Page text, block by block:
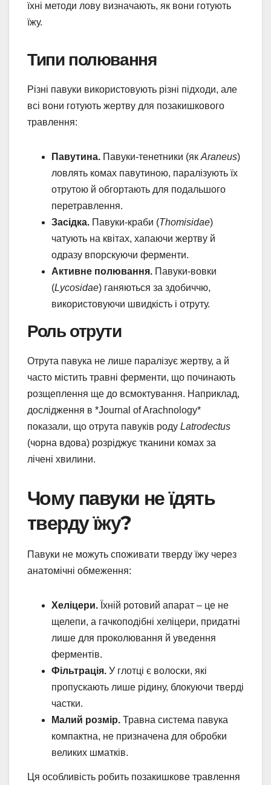
їхні методи лову визначають, як вони готують
їжу.
Типи полювання
Різні павуки використовують різні підходи, але
всі вони готують жертву для позакишкового
травлення:
Павутина. Павуки-тенетники (як Araneus)
ловлять комах павутиною, паралізують їх
отрутою й обгортають для подальшого
перетравлення.
Засідка. Павуки-краби (Thomisidae)
чатують на квітах, хапаючи жертву й
одразу впорскуючи ферменти.
Активне полювання. Павуки-вовки
(Lycosidae) ганяються за здобиччю,
використовуючи швидкість і отруту.
Роль отрути
Отрута павука не лише паралізує жертву, а й
часто містить травні ферменти, що починають
розщеплення ще до всмоктування. Наприклад,
дослідження в *Journal of Arachnology*
показали, що отрута павуків роду Latrodectus
(чорна вдова) розріджує тканини комах за
лічені хвилини.
Чому павуки не їдять
тверду їжу?
Павуки не можуть споживати тверду їжу через
анатомічні обмеження:
Хеліцери. Їхній ротовий апарат – це не
щелепи, а гачкоподібні хеліцери, придатні
лише для проколювання й уведення
ферментів.
Фільтрація. У глотці є волоски, які
пропускають лише рідину, блокуючи тверді
частки.
Малий розмір. Травна система павука
компактна, не призначена для обробки
великих шматків.
Ця особливість робить позакишкове травлення